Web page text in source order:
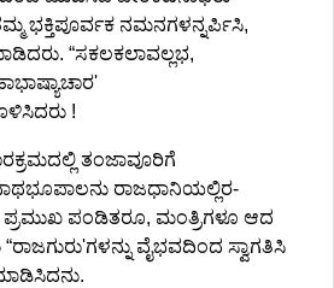
ಭಕ್ತಿಪೂರ್ವಕ ನಮನಗಳನ್ನರ್ಪಿಸಿ,
“ಸಕಲಕಲಾವಲ್ಲಭ,
!
ತಂಜಾವೂರಿಗೆ
ರಾಜಧಾನಿಯಲ್ಲಿರ-
ಪ್ರಮುಖ ಪಂಡಿತರೂ, ಮಂತ್ರಿಗಳೂ ಆದ
ವೈಭವದಿಂದ ಸ್ವಾಗತಿಸಿ